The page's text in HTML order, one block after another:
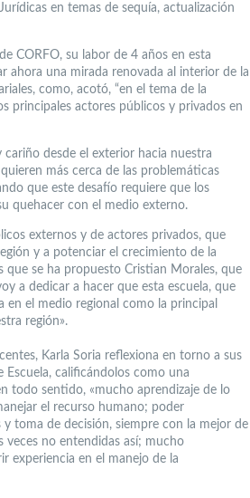
en temas de sequía, actualización
CORFO, su labor de 4 años en esta
ahora una mirada renovada al interior de la
como, acotó, “en el tema de la
principales actores públicos y privados en
desde el exterior hacia nuestra
más cerca de las problemáticas
que este desafío requiere que los
quehacer con el medio externo.
externos y de actores privados, que
y a potenciar el crecimiento de la
que se ha propuesto Cristian Morales, que
a dedicar a hacer que esta escuela, que
en el medio regional como la principal
región».
Karla Soria reflexiona en torno a sus
calificándolos como una
todo sentido, «mucho aprendizaje de lo
el recurso humano; poder
toma de decisión, siempre con la mejor de
veces no entendidas así; mucho
experiencia en el manejo de la